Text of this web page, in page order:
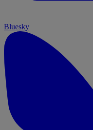
Bluesky